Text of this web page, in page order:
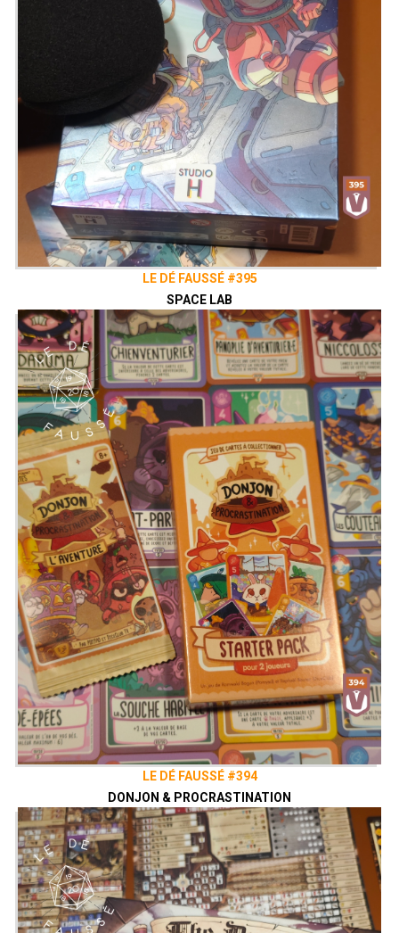
LE DÉ FAUSSÉ #395
SPACE LAB
LE DÉ FAUSSÉ #394
DONJON & PROCRASTINATION